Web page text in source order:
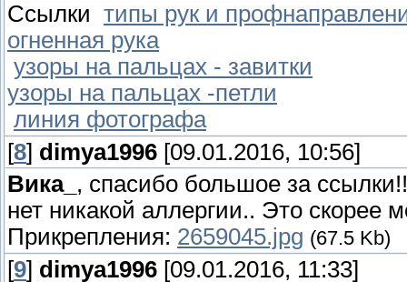
Ссылки типы рук и
огненная рука
узоры на пальцах - завитки
узоры на пальцах -петли
линия фотографа
[8] dimya1996 [09.01.2016, 10:56]
Вика_ , спасибо большое за
нет никакой аллергии.. Это скорее
Прикрепления: 2659045.jpg (67.5 Kb)
[9] dimya1996 [09.01.2016, 11:33]